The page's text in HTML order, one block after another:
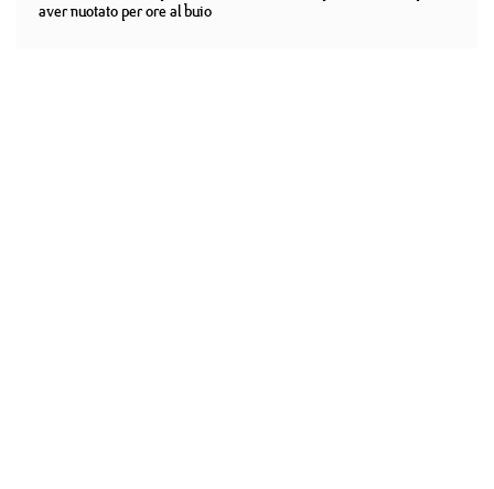
aver nuotato per ore al buio